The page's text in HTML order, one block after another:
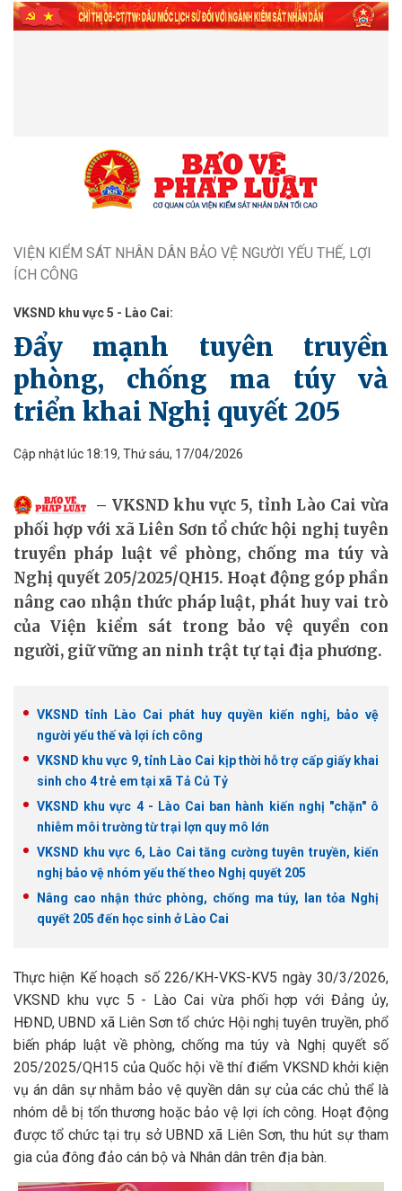
VIỆN KIỂM SÁT NHÂN DÂN BẢO VỆ NGƯỜI YẾU THẾ, LỢI
ÍCH CÔNG
VKSND khu vực 5 - Lào Cai:
Đẩy mạnh tuyên truyền
phòng, chống ma túy và
triển khai Nghị quyết 205
Cập nhật lúc 18:19, Thứ sáu, 17/04/2026
VKSND khu vực 5, tỉnh Lào Cai vừa
phối hợp với xã Liên Sơn tổ chức hội nghị tuyên
truyền pháp luật về phòng, chống ma túy và
Nghị quyết 205/2025/QH15. Hoạt động góp phần
nâng cao nhận thức pháp luật, phát huy vai trò
của Viện kiểm sát trong bảo vệ quyền con
người, giữ vững an ninh trật tự tại địa phương.
VKSND tỉnh Lào Cai phát huy quyền kiến nghị, bảo vệ
người yếu thế và lợi ích công
VKSND khu vực 9, tỉnh Lào Cai kịp thời hỗ trợ cấp giấy khai
sinh cho 4 trẻ em tại xã Tả Củ Tỷ
VKSND khu vực 4 - Lào Cai ban hành kiến nghị "chặn" ô
nhiễm môi trường từ trại lợn quy mô lớn
VKSND khu vực 6, Lào Cai tăng cường tuyên truyền, kiến
nghị bảo vệ nhóm yếu thế theo Nghị quyết 205
Nâng cao nhận thức phòng, chống ma túy, lan tỏa Nghị
quyết 205 đến học sinh ở Lào Cai
Thực hiện Kế hoạch số 226/KH-VKS-KV5 ngày 30/3/2026,
VKSND khu vực 5 - Lào Cai vừa phối hợp với Đảng ủy,
HĐND, UBND xã Liên Sơn tổ chức Hội nghị tuyên truyền, phổ
biến pháp luật về phòng, chống ma túy và Nghị quyết số
205/2025/QH15 của Quốc hội về thí điểm VKSND khởi kiện
vụ án dân sự nhằm bảo vệ quyền dân sự của các chủ thể là
nhóm dễ bị tổn thương hoặc bảo vệ lợi ích công. Hoạt động
được tổ chức tại trụ sở UBND xã Liên Sơn, thu hút sự tham
gia của đông đảo cán bộ và Nhân dân trên địa bàn.